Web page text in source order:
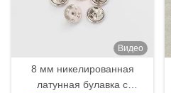
Видео
8 мм никелированная
латунная булавка с